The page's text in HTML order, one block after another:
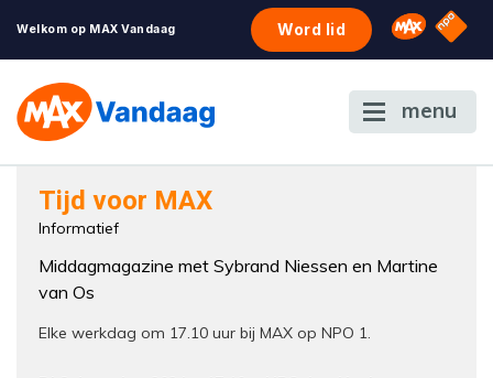
Welkom op MAX Vandaag Word lid Omroep
NPO
menu
Er is een licentie-fout opgetreden. Als het
contact op met onze klantenservice.
Tijd voor MAX
Informatief
Middagmagazine met Sybrand Niessen en Martine
van Os
Elke werkdag om 17.10 uur bij MAX op NPO 1.